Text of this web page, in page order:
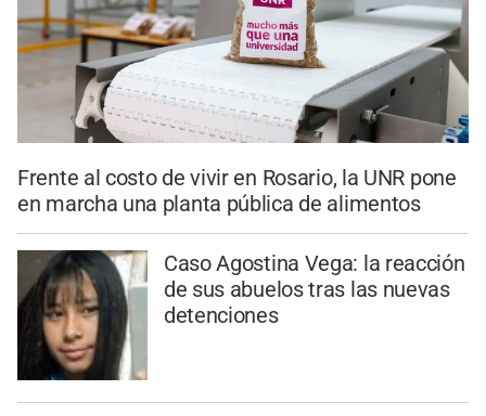
Frente al costo de vivir en Rosario, la UNR pone
en marcha una planta pública de alimentos
Caso Agostina Vega: la reacción
de sus abuelos tras las nuevas
detenciones